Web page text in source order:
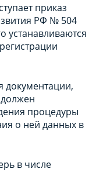
приказ
РФ № 504
устанавливаются
документации,
процедуры
о ней данных в
в числе